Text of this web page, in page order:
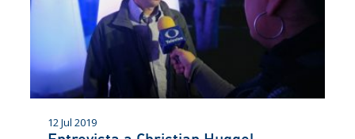
12 Jul 2019